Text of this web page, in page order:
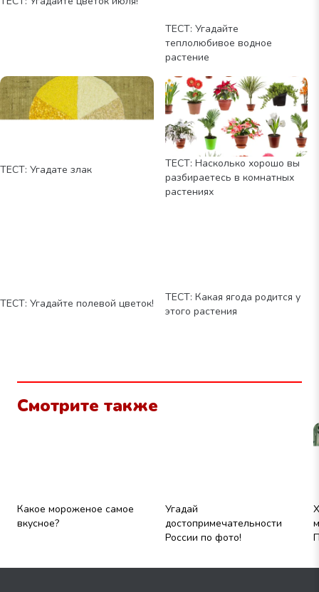
ТЕСТ: Угадайте
теплолюбивое водное
растение
ТЕСТ: Угадате злак
ТЕСТ: Насколько хорошо вы
разбираетесь в комнатных
растениях
ТЕСТ: Угадайте полевой цветок!
ТЕСТ: Какая ягода родится у
этого растения
Смотрите также
Какое мороженое самое
вкусное?
Угадай
достопримечательности
России по фото!